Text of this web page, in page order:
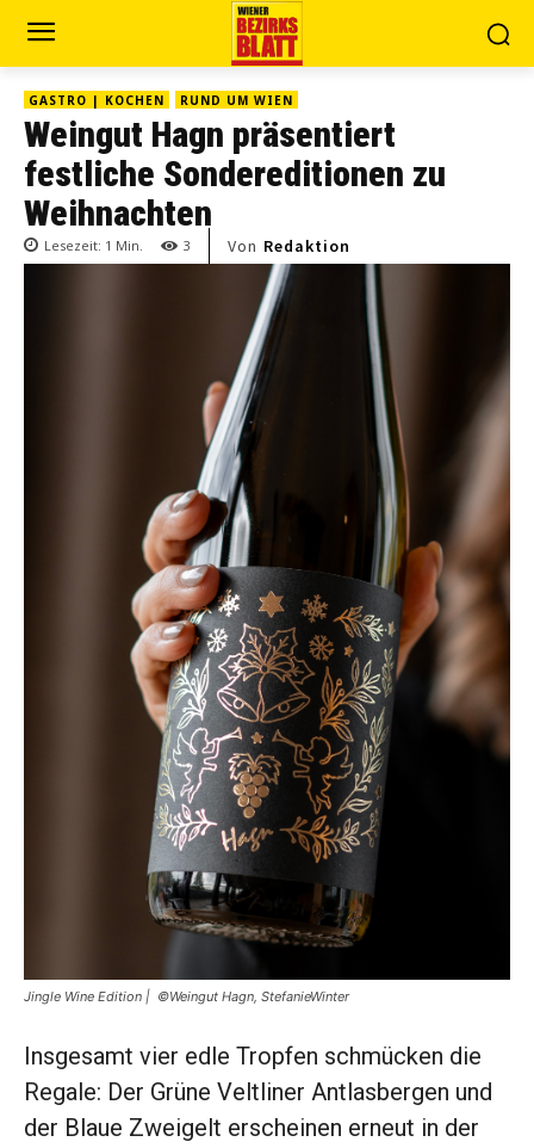
GASTRO | KOCHEN RUND UM WIEN
Weingut Hagn präsentiert
festliche Sondereditionen zu
Weihnachten
Lesezeit: 1 Min. 3 Von Redaktion
Jingle Wine Edition | ©Weingut Hagn, StefanieWinter
Insgesamt vier edle Tropfen schmücken die
Regale: Der Grüne Veltliner Antlasbergen und
der Blaue Zweigelt erscheinen erneut in der